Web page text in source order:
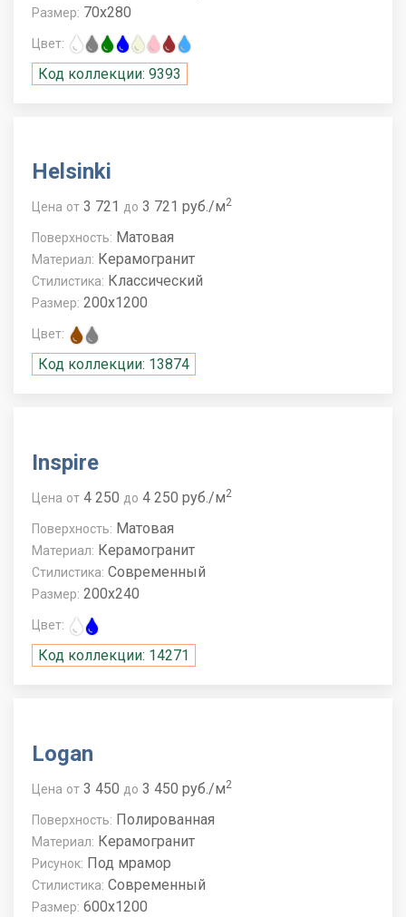
Размер: 70x280
Цвет:
Код коллекции: 9393
Helsinki
Цена от 3 721 до 3 721 руб./м2
Поверхность: Матовая
Материал: Керамогранит
Стилистика: Классический
Размер: 200x1200
Цвет:
Код коллекции: 13874
Inspire
Цена от 4 250 до 4 250 руб./м2
Поверхность: Матовая
Материал: Керамогранит
Стилистика: Современный
Размер: 200x240
Цвет:
Код коллекции: 14271
Logan
Цена от 3 450 до 3 450 руб./м2
Поверхность: Полированная
Материал: Керамогранит
Рисунок: Под мрамор
Стилистика: Современный
Размер: 600x1200